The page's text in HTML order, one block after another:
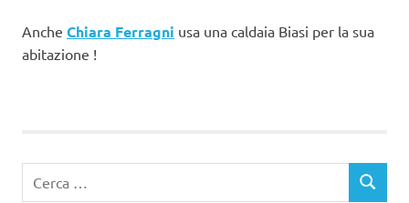
Anche Chiara Ferragni usa una caldaia Biasi per la sua
abitazione !
CERCA